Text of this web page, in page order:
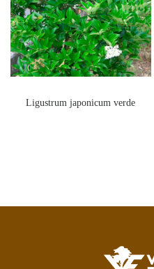
Ligustrum japonicum verde